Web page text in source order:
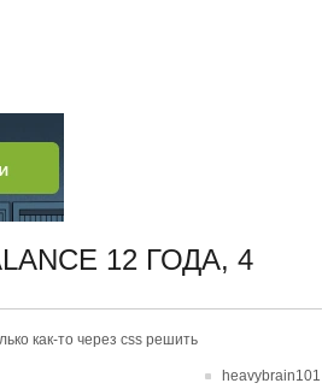
12 ГОДА, 4
как-то через css решить
heavybrain101